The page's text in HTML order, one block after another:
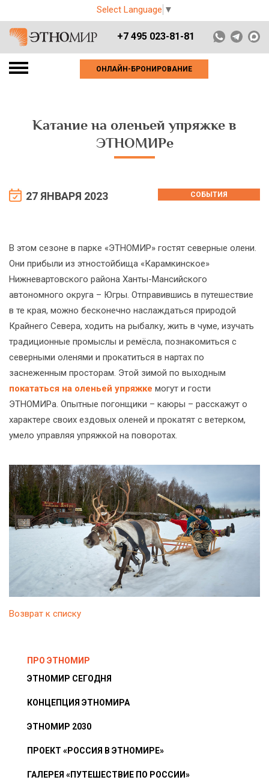
Select Language ▼
+7 495 023-81-81
ОНЛАЙН-БРОНИРОВАНИЕ
Катание на оленьей упряжке в
ЭТНОМИРе
27 ЯНВАРЯ 2023 СОБЫТИЯ
В этом сезоне в парке «ЭТНОМИР» гостят северные олени.
Они прибыли из этностойбища «Карамкинское»
Нижневартовского района Ханты-Мансийского
автономного округа – Югры. Отправившись в путешествие
в те края, можно бесконечно наслаждаться природой
Крайнего Севера, ходить на рыбалку, жить в чуме, изучать
традиционные промыслы и ремёсла, познакомиться с
северными оленями и прокатиться в нартах по
заснеженным просторам. Этой зимой по выходным
покататься на оленьей упряжке могут и гости
ЭТНОМИРа. Опытные погонщики – каюры – расскажут о
характере своих ездовых оленей и прокатят с ветерком,
умело управляя упряжкой на поворотах.
Возврат к списку
ПРО ЭТНОМИР
ЭТНОМИР СЕГОДНЯ
КОНЦЕПЦИЯ ЭТНОМИРА
ЭТНОМИР 2030
ПРОЕКТ «РОССИЯ В ЭТНОМИРЕ»
ГАЛЕРЕЯ «ПУТЕШЕСТВИЕ ПО РОССИИ»